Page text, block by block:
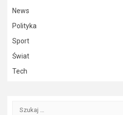
News
Polityka
Sport
Świat
Tech
Szukaj: